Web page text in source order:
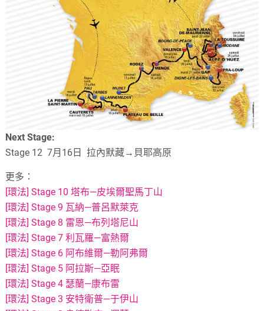
Next Stage:
Stage 12 7月16日 拉內默藏→貝耶高原
更多：
[環法] Stage 10 塔布—皮埃爾聖馬丁山
[環法] Stage 9 瓦納—普呂默萊克
[環法] Stage 8 雷恩—布列塔尼山
[環法] Stage 7 利瓦羅—富熱爾
[環法] Stage 6 阿布維爾—勒阿弗爾
[環法] Stage 5 阿拉斯—亞眠
[環法] Stage 4 瑟蘭—康布雷
[環法] Stage 3 安特衛普—于伊山